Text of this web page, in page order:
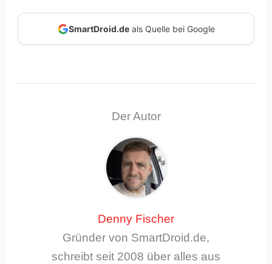
SmartDroid.deals Quelle bei Google
Der Autor
Denny Fischer
Gründer von SmartDroid.de,
schreibt seit 2008 über alles aus